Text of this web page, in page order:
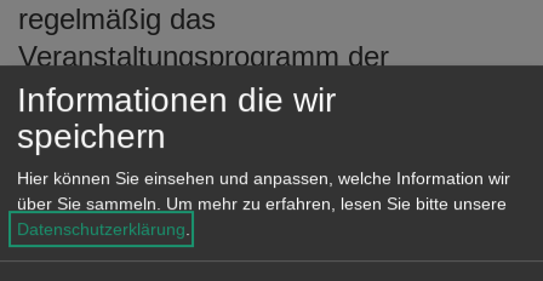
regelmäßig das
Veranstaltungsprogramm der
städtischen Jugendhäuser in Aalen
(Haus der Jugend, Jugendtreff
Weststadt, Jugendtreff Wasseralfingen)
in einem Flyer.
Informationen die wir
speichern
Hier können Sie einsehen und anpassen, welche Information wir
über Sie sammeln. Um mehr zu erfahren, lesen Sie bitte unsere
Datenschutzerklärung.